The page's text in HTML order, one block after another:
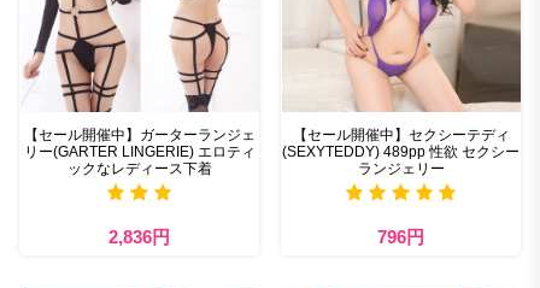
【セール開催中】ガーターランジェ
リー(GARTER LINGERIE) エロティ
ックなレディース下着
2,836円
【セール開催中】セクシーテディ
(SEXYTEDDY) 489pp 性欲 セクシー
ランジェリー
796円